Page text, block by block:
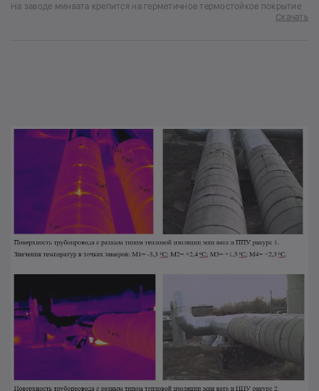
На заводе минвата крепится на герметичное термостойкое покрытие
Скачать